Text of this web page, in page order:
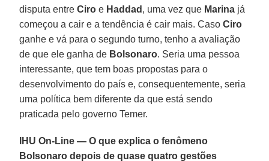
disputa entreCiro e Haddad , uma vez que Marina já
começou a cair e a tendência é cair mais. CasoCiro
ganhe e vá para o segundo turno, tenho a avaliação
de que ele ganha de Bolsonaro. Seria uma pessoa
interessante, que tem boas propostas para o
desenvolvimento do país e, consequentemente, seria
uma política bem diferente da que está sendo
praticada pelo governo Temer.
IHU On-Line — O que explica o fenômeno
Bolsonaro depois de quase quatro gestões